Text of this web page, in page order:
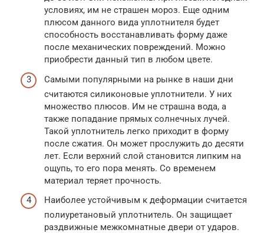
условиях, им не страшен мороз. Еще одним
плюсом данного вида уплотнителя будет
способность восстанавливать форму даже
после механических повреждений. Можно
приобрести данный тип в любом цвете.
Самыми популярными на рынке в наши дни
считаются силиконовые уплотнители. У них
множество плюсов. Им не страшна вода, а
также попадание прямых солнечных лучей.
Такой уплотнитель легко приходит в форму
после сжатия. Он может прослужить до десяти
лет. Если верхний слой становится липким на
ощупь, то его пора менять. Со временем
материал теряет прочность.
Наиболее устойчивым к деформации считается
полиуретановый уплотнитель. Он защищает
раздвижные межкомнатные двери от ударов.